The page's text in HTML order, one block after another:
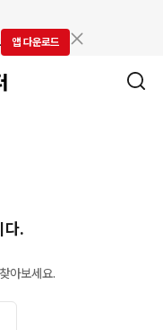
앱 다운로드
다.
아보세요.